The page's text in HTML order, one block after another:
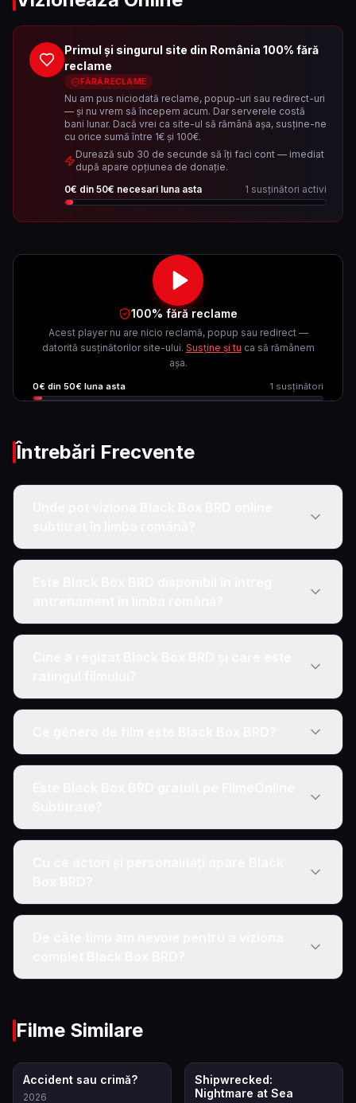
Primul și singurul site din România 100% fără
reclame
FĂRĂ RECLAME
Nu am pus niciodată reclame, popup-uri sau redirect-uri
— și nu vrem să începem acum. Dar serverele costă
bani lunar. Dacă vrei ca site-ul să rămână așa, susține-ne
cu orice sumă între 1€ și 100€.
Durează sub 30 de secunde să îți faci cont — imediat
după apare opțiunea de donație.
0€ din 50€ necesari luna asta 1 susținători activi
100% fără reclame
Acest player nu are nicio reclamă, popup sau redirect —
datorită susținătorilor site-ului. Susține și tu ca să rămânem
așa.
0€ din 50€ luna asta 1 susținători
Întrebări Frecvente
Filme Similare
Accident sau crimă?
2026
Shipwrecked:
Nightmare at Sea